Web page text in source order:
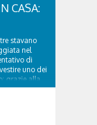
CASA:
stavano
nel
di
uno dei
grazie alla